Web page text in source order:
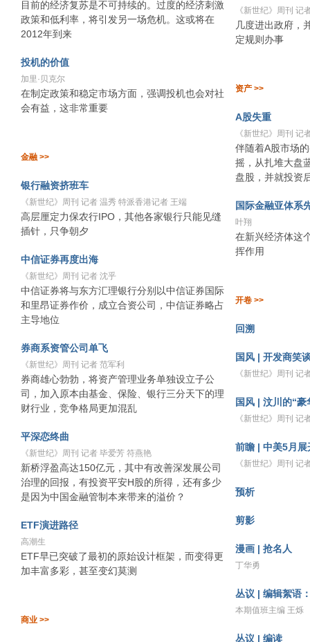
目前的经济复苏是不可持续的。过度的经济刺激
政策和低利率，将引发另一场危机。这或将在
2012年到来
投机的价值
加里·贝克尔
在制定政策和稳定市场方面，强调投机也会对社
会有益，这非常重要
金融 >>
银行融资挤班车
《新世纪》周刊 记者 温秀 特派香港记者 王端
高层厘定力保农行IPO，其他各家银行只能见缝
插针，只争朝夕
中信证券再度出海
《新世纪》周刊 记者 沈乎
中信证券将与东方汇理银行分别以中信证券国际
和里昂证券作价，成立合资公司，中信证券略占
主导地位
券商系资管公司单飞
《新世纪》周刊 记者 范军利
券商雄心勃勃，将资产管理业务单独设立子公
司，加入原本由基金、保险、银行三分天下的理
财行业，竞争格局更加混乱
平深恋终曲
《新世纪》周刊 记者 毕爱芳 符燕艳
新桥浮盈高达150亿元，其中有改善深发展公司
治理的回报，有投资平安H股的所得，还有多少
是因为中国金融管制本来带来的溢价？
ETF演进路径
高潮生
ETF早已突破了最初的原始设计框架，而变得更
加丰富多彩，甚至变幻莫测
商业 >>
《新世纪》周刊 记
几度进出政府，
定规则办事
资产 >>
A股失重
《新世纪》周刊 记
伴随着A股市场
摇，从扎堆大盘
盘股，并就投资
国际金融亚体系
叶翔
在新兴经济体这
挥作用
开卷 >>
回溯
国风 | 开发商笑
《新世纪》周刊 记
国风 | 汶川的“豪
《新世纪》周刊 记
前瞻 | 中美5月展
《新世纪》周刊 记
预析
剪影
漫画 | 抢名人
丁华勇
丛议 | 编辑絮语
本期值班主编 王烁
丛议 | 编读